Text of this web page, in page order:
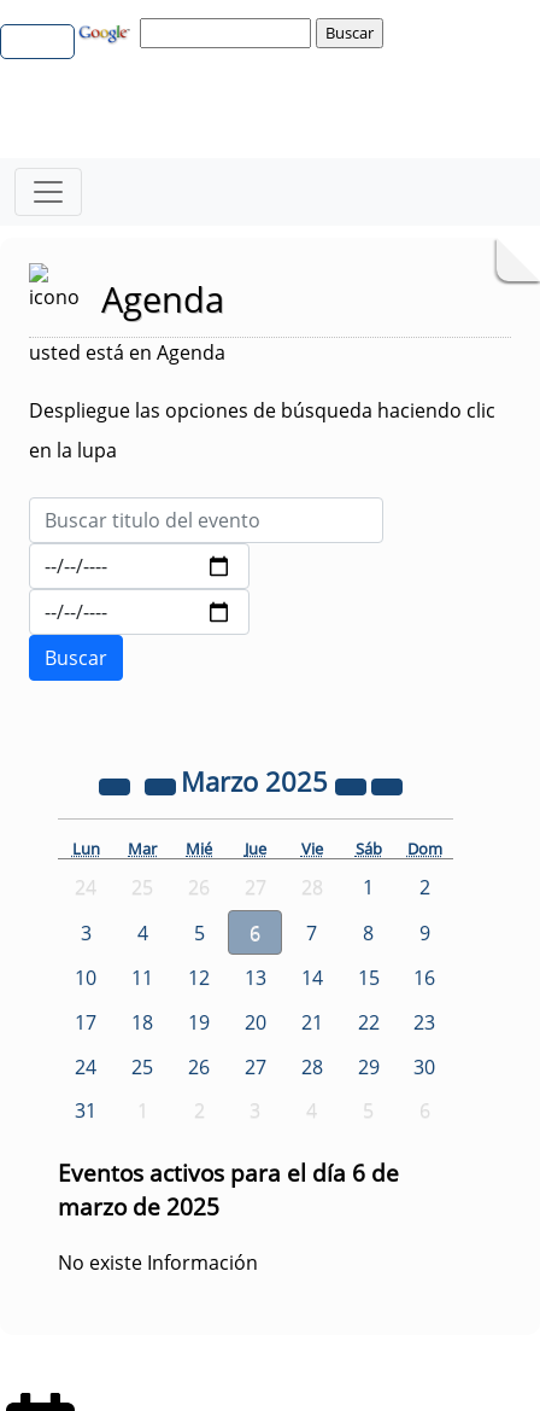
Agenda
usted está en Agenda
Despliegue las opciones de búsqueda haciendo clic
en la lupa
Marzo 2025
Lun Mar Mié Jue Vie Sáb Dom
24 25 26 27 28 1
2
3
4 5 6 7 8
9
10
11 12 13 14 15
16
17
18 19 20 21 22
23
24
25 26 27 28 29
30
31
1 2 3 4 5 6
Eventos activos para el día 6 de
marzo de 2025
No existe Información